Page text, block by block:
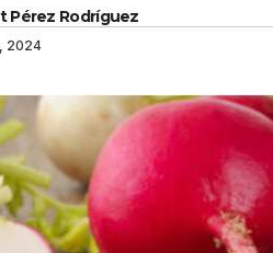
Pérez Rodríguez
2024